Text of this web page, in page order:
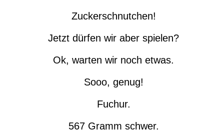
Zuckerschnutchen!
Jetzt dürfen wir aber spielen?
Ok, warten wir noch etwas.
Sooo, genug!
Fuchur.
567 Gramm schwer.